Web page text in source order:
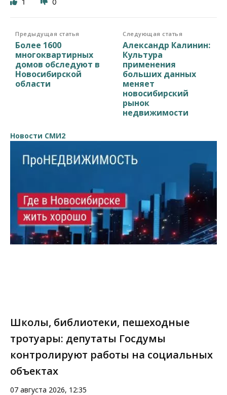
Предыдущая статья
Более 1600
многоквартирных
домов обследуют в
Новосибирской
области
Следующая статья
Александр Калинин:
Культура
применения
больших данных
меняет
новосибирский
рынок
недвижимости
Новости СМИ2
Школы, библиотеки, пешеходные
тротуары: депутаты Госдумы
контролируют работы на социальных
объектах
07 августа 2026, 12:35